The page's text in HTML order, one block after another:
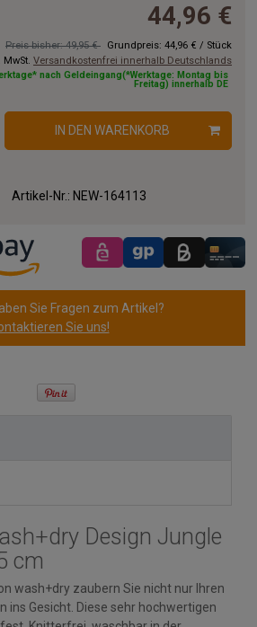
44,96 €
Preis bisher: 49,95 € Grundpreis: 44,96 € / Stück
Versandkostenfrei innerhalb Deutschlands
nach Geldeingang(*Werktage: Montag bis
Freitag) innerhalb DE
IN DEN WARENKORB
Artikel-Nr.: NEW-164113
Sie Fragen zum Artikel?
Sie uns!
Design Jungle
cm
wash+dry zaubern Sie nicht nur Ihren
ins Gesicht. Diese sehr hochwertigen